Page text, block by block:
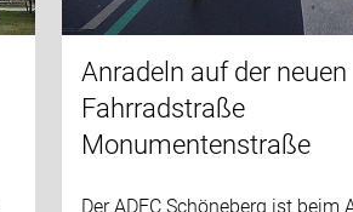
Anradeln auf der neuen
Fahrradstraße
Monumentenstraße
Der ADFC Schöneberg ist beim